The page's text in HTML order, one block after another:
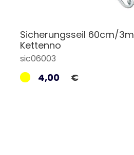
Sicherungsseil 60cm/
Kettenno
sic06003
4,00 €